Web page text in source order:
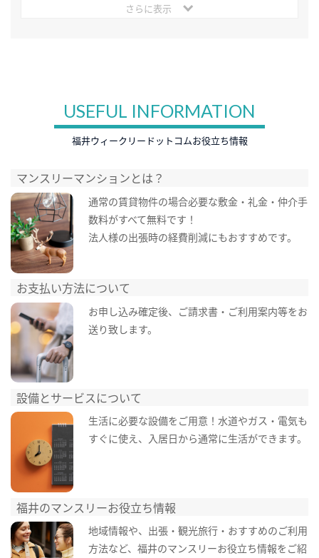
さらに表示
USEFUL INFORMATION
福井ウィークリードットコムお役立ち情報
マンスリーマンションとは？
通常の賃貸物件の場合必要な敷金・礼金・仲介手
数料がすべて無料です！
法人様の出張時の経費削減にもおすすめです。
お支払い方法について
お申し込み確定後、ご請求書・ご利用案内等をお
送り致します。
設備とサービスについて
生活に必要な設備をご用意！水道やガス・電気も
すぐに使え、入居日から通常に生活ができます。
福井のマンスリーお役立ち情報
地域情報や、出張・観光旅行・おすすめのご利用
方法など、福井のマンスリーお役立ち情報をご紹